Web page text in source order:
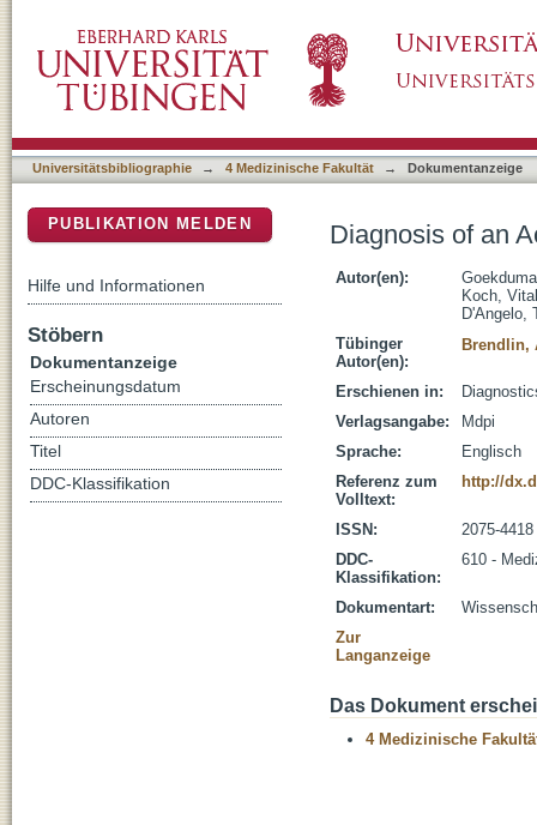
Universitätsbibliographie → 4 Medizinische Fakultät → Dokumentanzeige
Diagnosis of an
Autor(en):
Koch,
D'Angelo,
Tübinger
Autor(en):
Brendlin,
Erschienen in:
Verlagsangabe:
Mdpi
Sprache:
Englisch
Referenz zum
Volltext:
http://
ISSN:
2075-4418
DDC-
Klassifikation:
610 -
Dokumentart:
Zur
Langanzeige
Das Dokument
4 Medizinische
PUBLIKATION MELDEN
Hilfe und Informationen
Stöbern
Dokumentanzeige
Erscheinungsdatum
Autoren
Titel
DDC-Klassifikation